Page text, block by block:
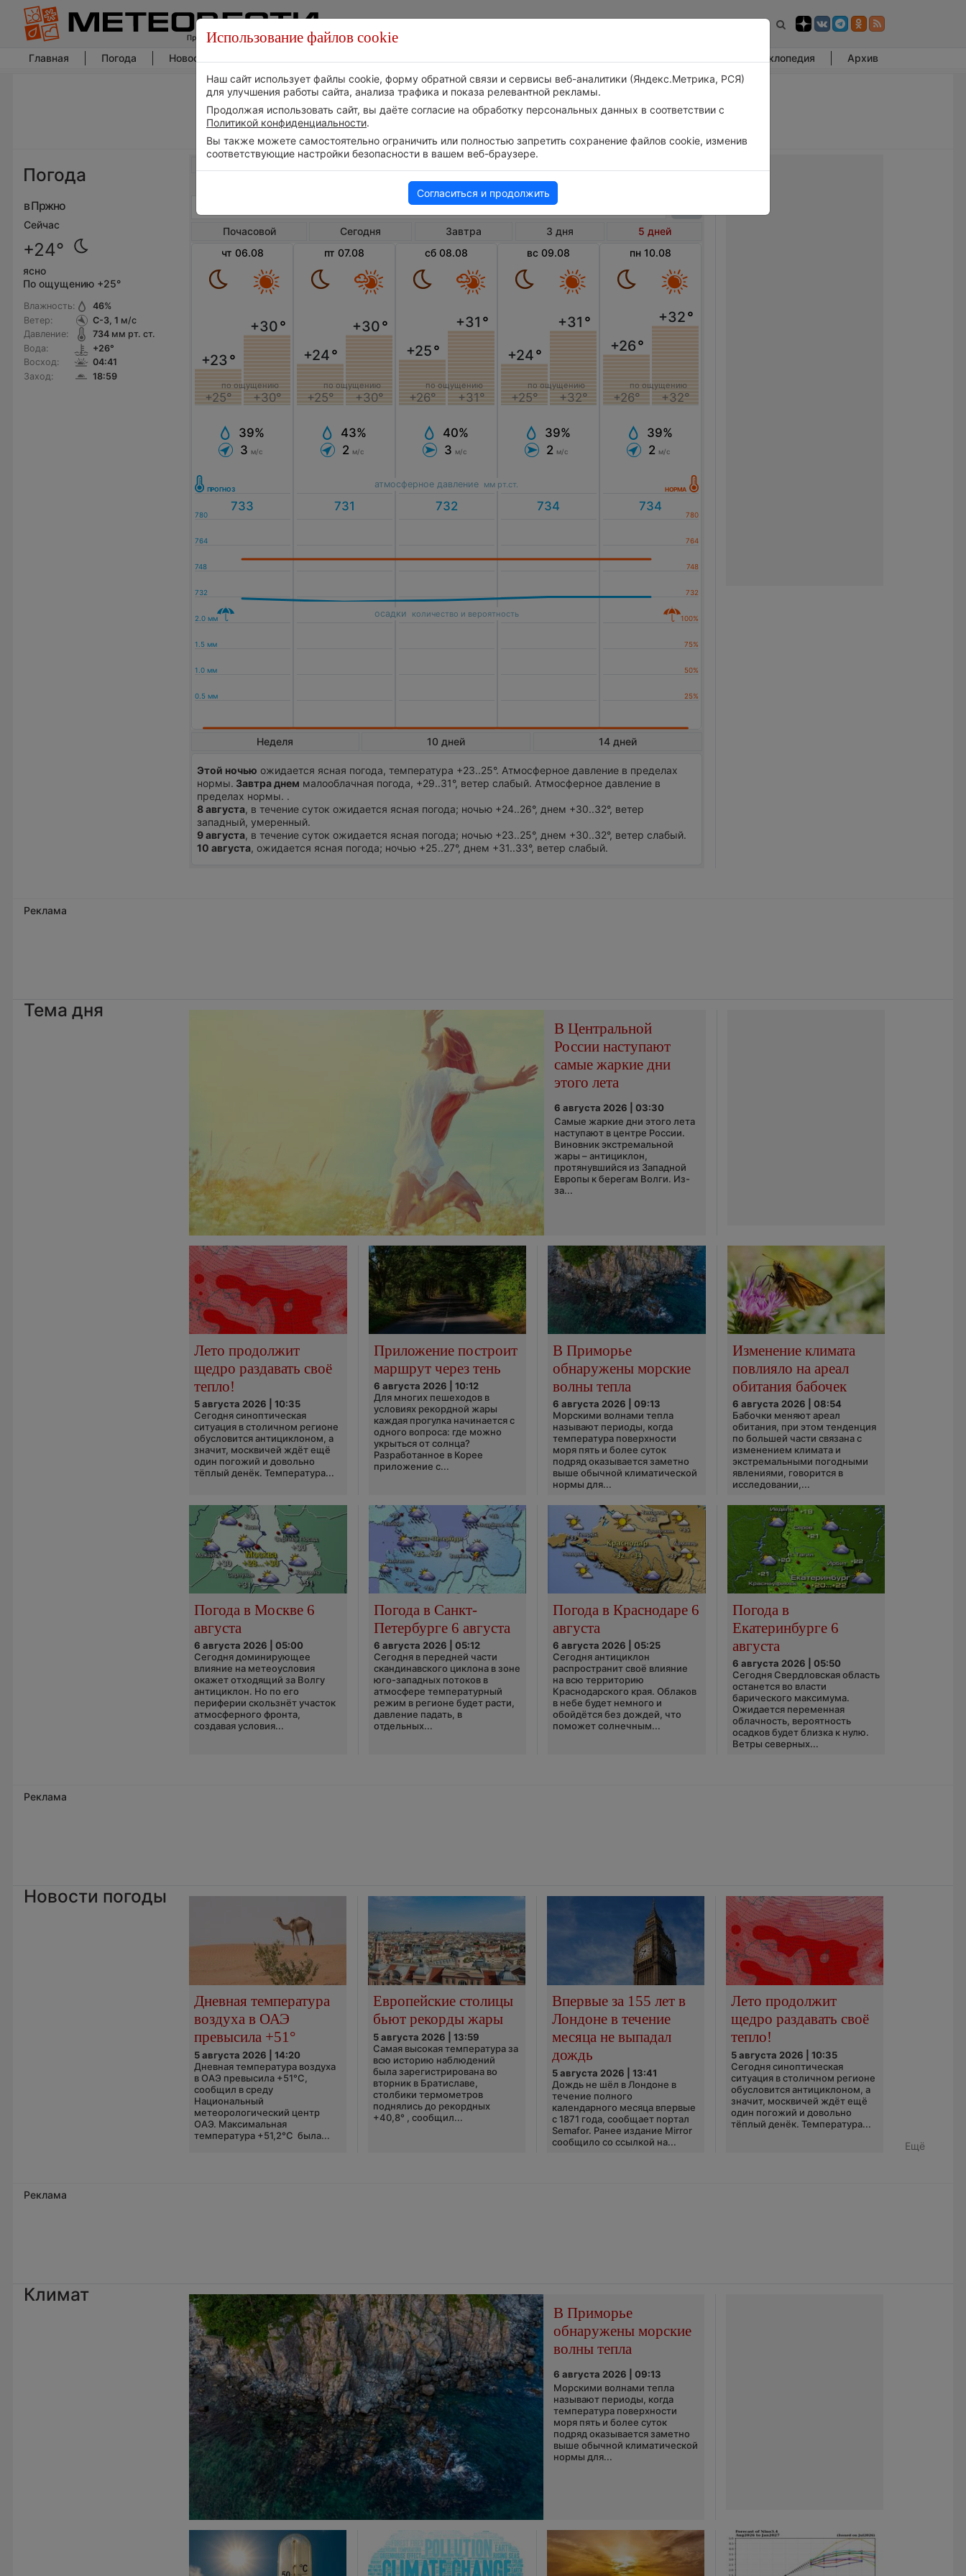
Главная Погода Новости погоды Энциклопедия Архив
Погода
в Пржно
Сейчас
+24°
ясно
По ощущению +25°
Влажность:
Ветер:
Давление:
Вода:
Восход:
Заход:
46%
С-З, 1 м/с
734мм рт. ст.
+26°
04:41
18:59
Погода в Пржно на 5 дней
Почасовой Сегодня Завтра 3 дня
5 дней
чт 06.08
+23°
+25°
+30°
+30°
по ощущению
39%
3 м/с
пт 07.08
+24°
+25°
+30°
+30°
по ощущению
43%
2 м/с
сб 08.08
+25°
+26°
+31 °
+31°
по ощущению
40%
3 м/с
вс 09.08
+24°
+25°
+31 °
+32°
по ощущению
39%
2 м/с
пн 10.08
+26°
+26°
+32°
+32°
по ощущению
39%
2 м/с
атмосферное давление мм рт.ст.
осадки количество и вероятность
Неделя 10 дней 14 дней
Этой ночью ожидается ясная погода, температура +23..25°. Атмосферное давление в пределах
нормы. Завтра днем малооблачная погода, +29..31°, ветер слабый. Атмосферное давление в
пределах нормы. .
8 августа, в течение суток ожидается ясная погода; ночью +24..26°, днем +30..32°, ветер
западный, умеренный.
9 августа, в течение суток ожидается ясная погода; ночью +23..25°, днем +30..32°, ветер слабый.
10 августа, ожидается ясная погода; ночью +25..27°, днем +31..33°, ветер слабый.
Реклама
Тема дня
В Центральной
России наступают
самые жаркие дни
этого лета
6 августа 2026 | 03:30
Самые жаркие дни этого лета
наступают в центре России.
Виновник экстремальной
жары – антициклон,
протянувшийся из Западной
Европы к берегам Волги. Из-
за...
Лето продолжит
щедро раздавать своё
тепло!
5 августа 2026 | 10:35
Сегодня синоптическая
ситуация в столичном регионе
обусловится антициклоном, а
значит, москвичей ждёт ещё
один погожий и довольно
тёплый денёк. Температура...
Приложение построит
маршрут через тень
6 августа 2026 | 10:12
Для многих пешеходов в
условиях рекордной жары
каждая прогулка начинается с
одного вопроса: где можно
укрыться от солнца?
Разработанное в Корее
приложение с...
В Приморье
обнаружены морские
волны тепла
6 августа 2026 | 09:13
Морскими волнами тепла
называют периоды, когда
температура поверхности
моря пять и более суток
подряд оказывается заметно
выше обычной климатической
нормы для...
Изменение климата
повлияло на ареал
обитания бабочек
6 августа 2026 | 08:54
Бабочки меняют ареал
обитания, при этом тенденция
по большей части связана с
изменением климата и
экстремальными погодными
явлениями, говорится в
исследовании,...
Погода в Москве 6
августа
6 августа 2026 | 05:00
Сегодня доминирующее
влияние на метеоусловия
окажет отходящий за Волгу
антициклон. Но по его
периферии скользнёт участок
атмосферного фронта,
создавая условия...
Погода в Санкт-
Петербурге 6 августа
6 августа 2026 | 05:12
Сегодня в передней части
скандинавского циклона в зоне
юго-западных потоков в
атмосфере температурный
режим в регионе будет расти,
давление падать, в
отдельных...
Погода в Краснодаре 6
августа
6 августа 2026 | 05:25
Сегодня антициклон
распространит своё влияние
на всю территорию
Краснодарского края. Облаков
в небе будет немного и
обойдётся без дождей, что
поможет солнечным...
Погода в
Екатеринбурге 6
августа
6 августа 2026 | 05:50
Сегодня Свердловская область
останется во власти
барического максимума.
Ожидается переменная
облачность, вероятность
осадков будет близка к нулю.
Ветры северных...
Реклама
Новости погоды
Дневная температура
воздуха в ОАЭ
превысила +51°
5 августа 2026 | 14:20
Дневная температура воздуха
в ОАЭ превысила +51°C,
сообщил в среду
Национальный
метеорологический центр
ОАЭ. Максимальная
температура +51,2°C была...
Европейские столицы
бьют рекорды жары
5 августа 2026 | 13:59
Самая высокая температура за
всю историю наблюдений
была зарегистрирована во
вторник в Братиславе,
столбики термометров
поднялись до рекордных
+40,8° , сообщил...
Впервые за 155 лет в
Лондоне в течение
месяца не выпадал
дождь
5 августа 2026 | 13:41
Дождь не шёл в Лондоне в
течение полного
календарного месяца впервые
с 1871 года, сообщает портал
Semafor. Ранее издание Mirror
сообщило со ссылкой на...
Лето продолжит
щедро раздавать своё
тепло!
5 августа 2026 | 10:35
Сегодня синоптическая
ситуация в столичном регионе
обусловится антициклоном, а
значит, москвичей ждёт ещё
один погожий и довольно
тёплый денёк. Температура...
Ещё
Реклама
Климат
В Приморье
обнаружены морские
волны тепла
6 августа 2026 | 09:13
Морскими волнами тепла
называют периоды, когда
температура поверхности
моря пять и более суток
подряд оказывается заметно
выше обычной климатической
нормы для...
Использование файлов cookie
Наш сайт использует файлы cookie, форму обратной связи и сервисы веб-аналитики (Яндекс.Метрика, РСЯ)
для улучшения работы сайта, анализа трафика и показа релевантной рекламы.
Продолжая использовать сайт, вы даёте согласие на обработку персональных данных в соответствии с
Политикой конфиденциальности.
Вы также можете самостоятельно ограничить или полностью запретить сохранение файлов cookie, изменив
соответствующие настройки безопасности в вашем веб-браузере.
Согласиться и продолжить